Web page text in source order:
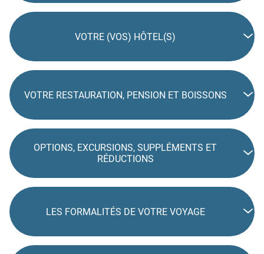
VOTRE (VOS) HÔTEL(S)
VOTRE RESTAURATION, PENSION ET BOISSONS
OPTIONS, EXCURSIONS, SUPPLÉMENTS ET
RÉDUCTIONS
LES FORMALITÉS DE VOTRE VOYAGE